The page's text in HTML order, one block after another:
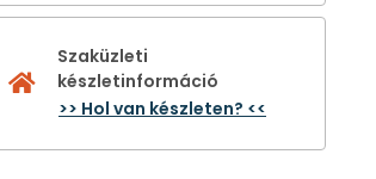
Szaküzleti
készletinformáció
>> Hol van készleten? <<